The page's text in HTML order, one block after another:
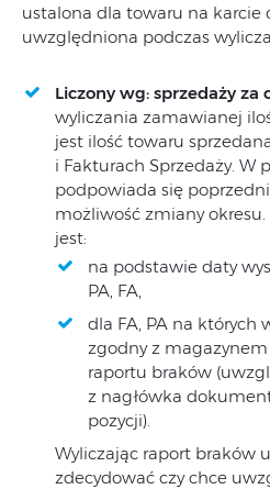
ustalona dla towaru na karcie
uwzględniona podczas
Liczony wg: sprzedaży za
wyliczania zamawianej
jest ilość towaru
i Fakturach Sprzedaży. W
podpowiada się
możliwość zmiany
jest:
na podstawie daty
PA, FA,
dla FA, PA na których
zgodny z
raportu braków
z nagłówka
pozycji).
Wyliczając raport braków
zdecydować czy chce